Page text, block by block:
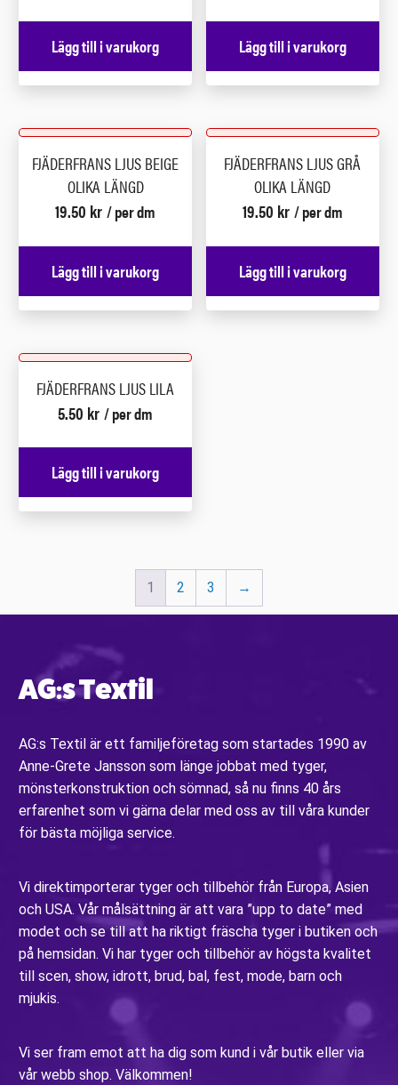
Lägg till i varukorg Lägg till i varukorg
FJÄDERFRANS LJUS BEIGE
OLIKA LÄNGD
19.50 kr / per dm
Lägg till i varukorg
FJÄDERFRANS LJUS GRÅ
OLIKA LÄNGD
19.50 kr / per dm
Lägg till i varukorg
FJÄDERFRANS LJUS LILA
5.50 kr / per dm
Lägg till i varukorg
1 2 3 →
AG:s Textil
AG:s Textil är ett familjeföretag som startades 1990 av
Anne-Grete Jansson som länge jobbat med tyger,
mönsterkonstruktion och sömnad, så nu finns 40 års
erfarenhet som vi gärna delar med oss av till våra kunder
för bästa möjliga service.
Vi direktimporterar tyger och tillbehör från Europa, Asien
och USA. Vår målsättning är att vara ”upp to date” med
modet och se till att ha riktigt fräscha tyger i butiken och
på hemsidan. Vi har tyger och tillbehör av högsta kvalitet
till scen, show, idrott, brud, bal, fest, mode, barn och
mjukis.
Vi ser fram emot att ha dig som kund i vår butik eller via
vår webb shop. Välkommen!